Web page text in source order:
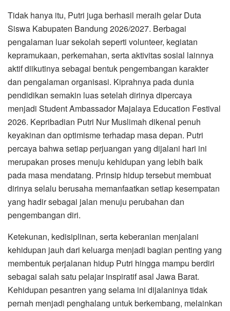
Tidak hanya itu, Putri juga berhasil meraih gelar Duta
Siswa Kabupaten Bandung 2026/2027. Berbagai
pengalaman luar sekolah seperti volunteer, kegiatan
kepramukaan, perkemahan, serta aktivitas sosial lainnya
aktif diikutinya sebagai bentuk pengembangan karakter
dan pengalaman organisasi. Kiprahnya pada dunia
pendidikan semakin luas setelah dirinya dipercaya
menjadi Student Ambassador Majalaya Education Festival
2026. Kepribadian Putri Nur Muslimah dikenal penuh
keyakinan dan optimisme terhadap masa depan. Putri
percaya bahwa setiap perjuangan yang dijalani hari ini
merupakan proses menuju kehidupan yang lebih baik
pada masa mendatang. Prinsip hidup tersebut membuat
dirinya selalu berusaha memanfaatkan setiap kesempatan
yang hadir sebagai jalan menuju perubahan dan
pengembangan diri.
Ketekunan, kedisiplinan, serta keberanian menjalani
kehidupan jauh dari keluarga menjadi bagian penting yang
membentuk perjalanan hidup Putri hingga mampu berdiri
sebagai salah satu pelajar inspiratif asal Jawa Barat.
Kehidupan pesantren yang selama ini dijalaninya tidak
pernah menjadi penghalang untuk berkembang, melainkan